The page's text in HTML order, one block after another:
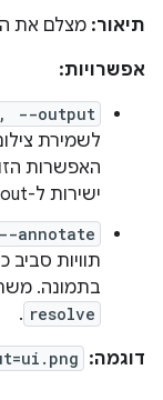
תיאור: מצלם את
אפשרויות:
--output
לשמירת
ישירות ל-stdout.
annotate
תוויות
בתמונה.
resolve
.
דוגמה: